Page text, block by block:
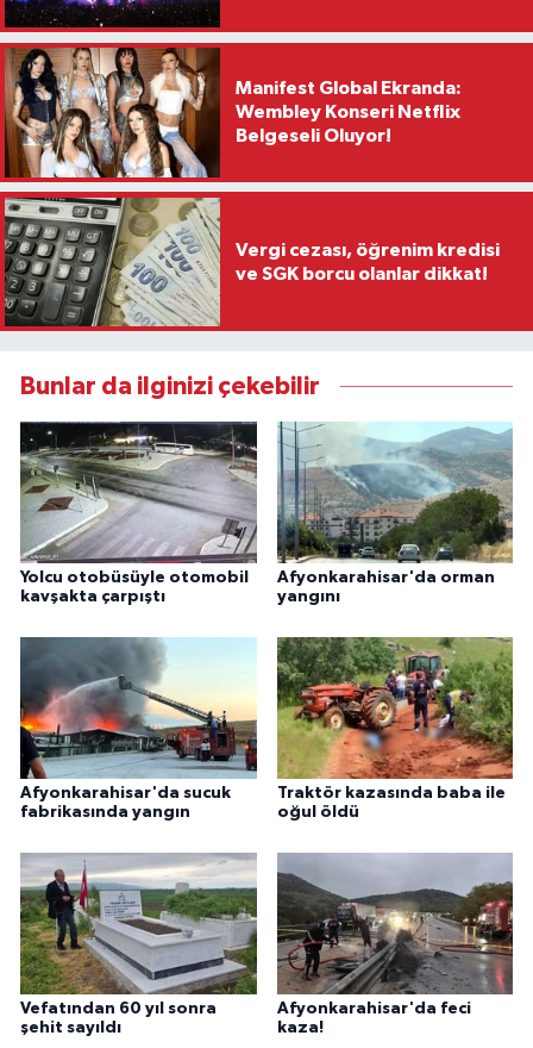
Manifest Global Ekranda:
Wembley Konseri Netflix
Belgeseli Oluyor!
Vergi cezası, öğrenim kredisi
ve SGK borcu olanlar dikkat!
Bunlar da ilginizi çekebilir
Yolcu otobüsüyle otomobil
kavşakta çarpıştı
Afyonkarahisar'da orman
yangını
Afyonkarahisar'da sucuk
fabrikasında yangın
Traktör kazasında baba ile
oğul öldü
Vefatından 60 yıl sonra
şehit sayıldı
Afyonkarahisar'da feci
kaza!